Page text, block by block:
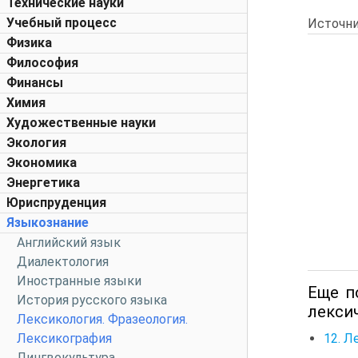
Учебный процесс
Физика
Философия
Финансы
Химия
Художественные науки
Экология
Экономика
Энергетика
Юриспруденция
Языкознание
Английский язык
Диалектология
Иностранные языки
История русского языка
Лексикология. Фразеология.
Лексикография
Еще
12.